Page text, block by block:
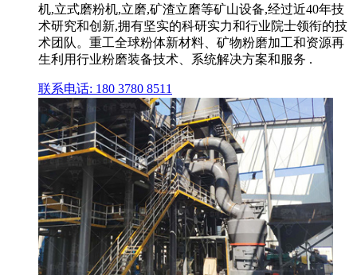
机,立式磨粉机,立磨,矿渣立磨等矿山设备,经过近40年技
术研究和创新,拥有坚实的科研实力和行业院士领衔的技
术团队。重工全球粉体新材料、矿物粉磨加工和资源再
生利用行业粉磨装备技术、系统解决方案和服务 .
联系电话: 180 3780 8511